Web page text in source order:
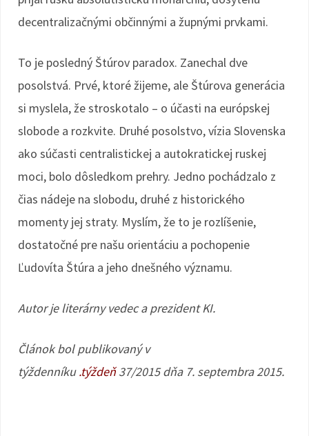
decentralizačnými občinnými a župnými prvkami.
To je posledný Štúrov paradox. Zanechal dve
posolstvá. Prvé, ktoré žijeme, ale Štúrova generácia
si myslela, že stroskotalo ­– o účasti na európskej
slobode a rozkvite. Druhé posolstvo, vízia Slovenska
ako súčasti centralistickej a autokratickej ruskej
moci, bolo dôsledkom prehry. Jedno pochádzalo z
čias nádeje na slobodu, druhé z historického
momenty jej straty. Myslím, že to je rozlíšenie,
dostatočné pre našu orientáciu a pochopenie
Ľudovíta Štúra a jeho dnešného významu.
Autor je literárny vedec a prezident KI.
Článok bol publikovaný v
týždenníku.týždeň37/2015 dňa 7. septembra 2015.